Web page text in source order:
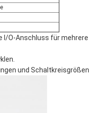
I/O-Anschluss für mehrere
und Schaltkreisgrößen